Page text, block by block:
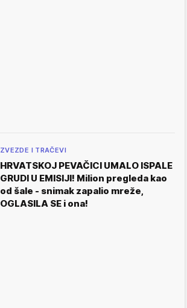
ZVEZDE I TRAČEVI
HRVATSKOJ PEVAČICI UMALO ISPALE
GRUDI U EMISIJI! Milion pregleda kao
od šale - snimak zapalio mreže,
OGLASILA SE i ona!